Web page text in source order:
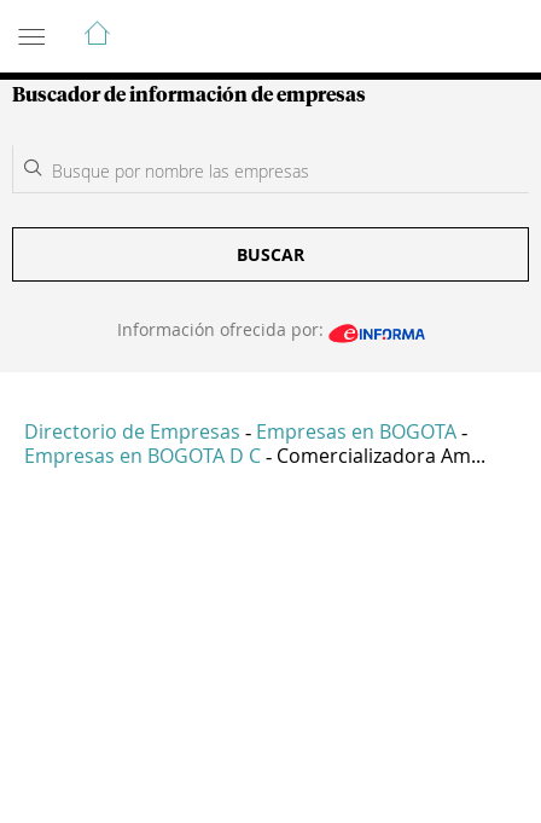
Guía de Empresas Colombianas
Buscador de información de empresas
BUSCAR
Información ofrecida por:
Directorio de Empresas - Empresas en BOGOTA -
Empresas en BOGOTA D C - Comercializadora Am...